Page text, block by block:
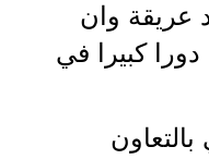
عريقة وان
دورا كبيرا في